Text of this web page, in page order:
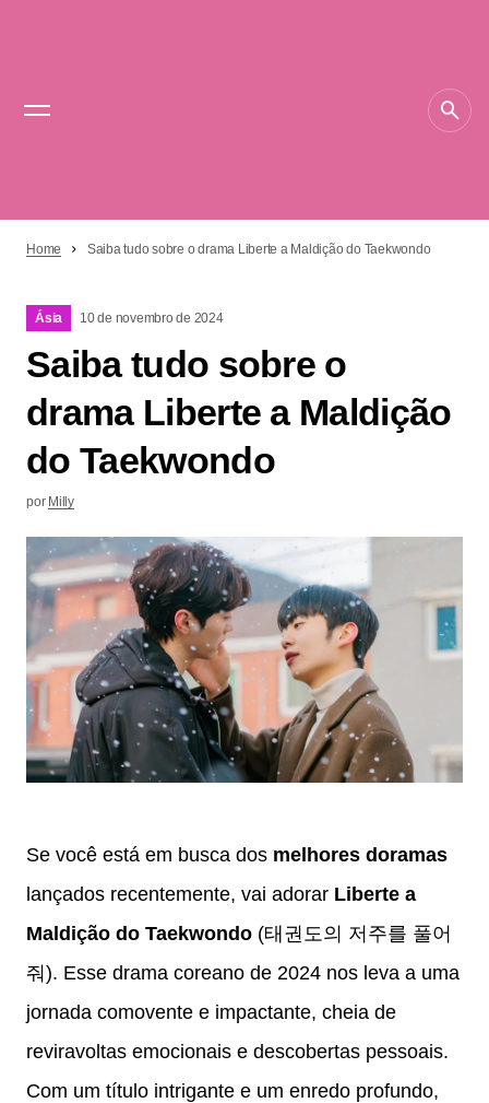
Home Saiba tudo sobre o drama Liberte a Maldição do Taekwondo
Ásia 10 de novembro de 2024
Saiba tudo sobre o
drama Liberte a Maldição
do Taekwondo
por Milly
Se você está em busca dos melhores doramas
lançados recentemente, vai adorar Liberte a
Maldição do Taekwondo (태권도의 저주를 풀어
줘). Esse drama coreano de 2024 nos leva a uma
jornada comovente e impactante, cheia de
reviravoltas emocionais e descobertas pessoais.
Com um título intrigante e um enredo profundo,